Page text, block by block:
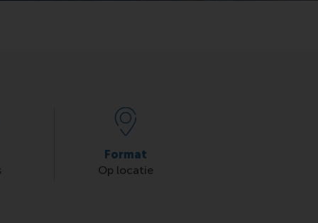
Format
Op locatie